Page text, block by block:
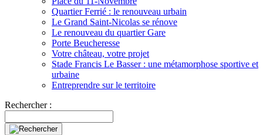
Quartier Ferrié : le renouveau urbain
Le Grand Saint-Nicolas se rénove
Le renouveau du quartier Gare
Porte Beucheresse
Votre château, votre projet
Stade Francis Le Basser : une métamorphose sportive et
urbaine
Entreprendre sur le territoire
Rechercher :